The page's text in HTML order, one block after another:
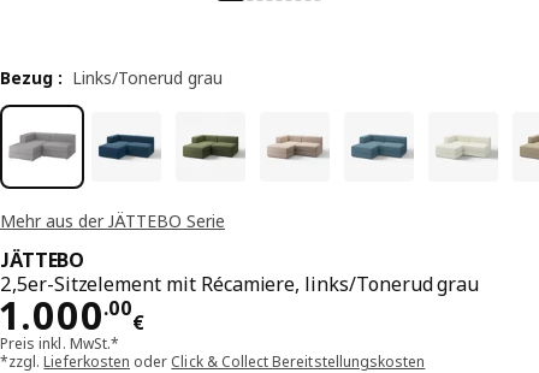
Mehr aus der JÄTTEBO Serie
JÄTTEBO
2,5er-Sitzelement mit Récamiere, links/Tonerud grau
1.000.00
€
Preis 1000.00€
Preis inkl. MwSt.*
*zzgl.Lieferkosten oder Click & Collect Bereitstellungskosten
Bezug : Links/Tonerud grau